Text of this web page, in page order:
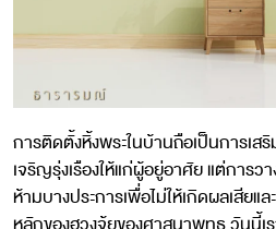
การติดตั้งหิ้งพระในบ้านถือเป็นการเส
เจริญรุ่งเรืองให้แก่ผู้อยู่อาศัย แต่การว
ห้ามบางประการเพื่อไม่ให้เกิดผลเสีย